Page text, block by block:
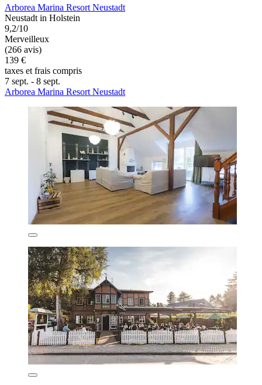
Arborea Marina Resort Neustadt
Neustadt in Holstein
9,2/10
Merveilleux
(266 avis)
139 €
taxes et frais compris
7 sept. - 8 sept.
Arborea Marina Resort Neustadt